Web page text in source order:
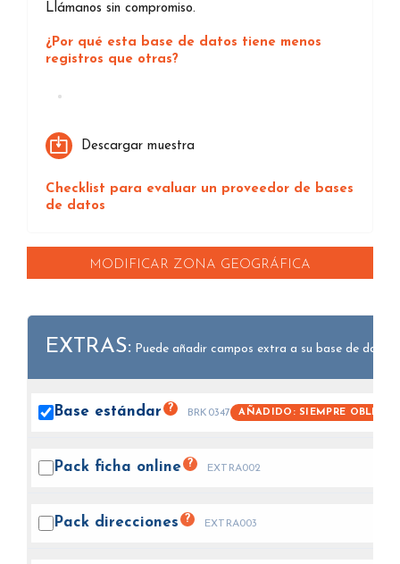
Llámanos sin compromiso.
¿Por qué esta base de datos tiene menos
registros que otras?
Descargar muestra
Checklist para evaluar un proveedor de bases
de datos
MODIFICAR ZONA GEOGRÁFICA
EXTRAS: Puede añadir campos extra a su base de datos.
Base estándar ? BRK0347 AÑADIDO: SIEMPRE
Pack ficha online ? EXTRA002
Pack direcciones ? EXTRA003